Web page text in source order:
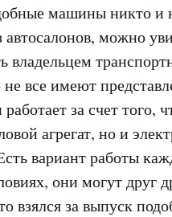
машины никто и
автосалонов, можно
владельцем
все имеют
за счет того,
агрегат, но и
вариант работы
они могут друг
взялся за выпуск